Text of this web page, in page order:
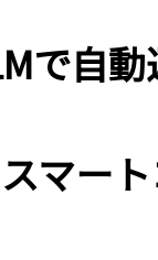
で自
マー